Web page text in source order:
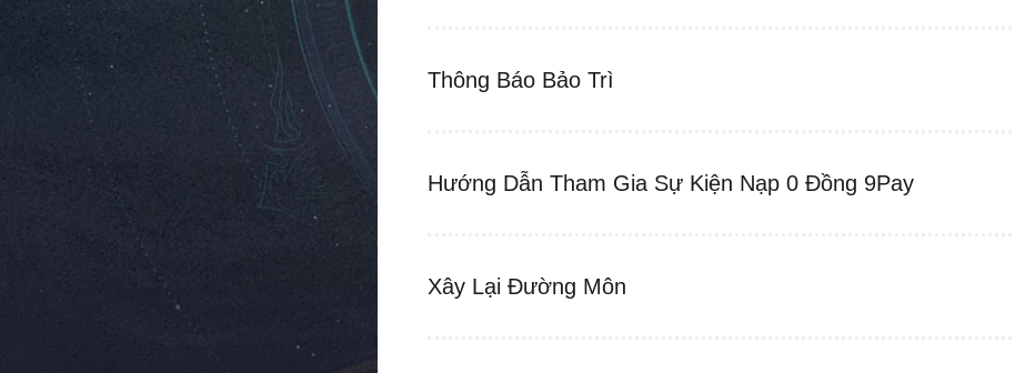
Thông Báo Bảo Trì
Hướng Dẫn Tham Gia Sự Kiện Nạp 0 Đồng 9Pay
Xây Lại Đường Môn